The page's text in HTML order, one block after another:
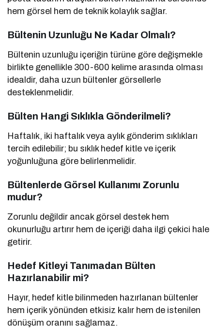
hem görsel hem de teknik kolaylık sağlar.
Bültenin Uzunluğu Ne Kadar Olmalı?
Bültenin uzunluğu içeriğin türüne göre değişmekle
birlikte genellikle 300-600 kelime arasında olması
idealdir, daha uzun bültenler görsellerle
desteklenmelidir.
Bülten Hangi Sıklıkla Gönderilmeli?
Haftalık, iki haftalık veya aylık gönderim sıklıkları
tercih edilebilir; bu sıklık hedef kitle ve içerik
yoğunluğuna göre belirlenmelidir.
Bültenlerde Görsel Kullanımı Zorunlu
mudur?
Zorunlu değildir ancak görsel destek hem
okunurluğu artırır hem de içeriği daha ilgi çekici hale
getirir.
Hedef Kitleyi Tanımadan Bülten
Hazırlanabilir mi?
Hayır, hedef kitle bilinmeden hazırlanan bültenler
hem içerik yönünden etkisiz kalır hem de istenilen
dönüşüm oranını sağlamaz.